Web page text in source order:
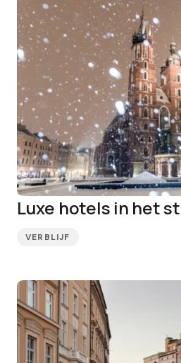
Luxe hotels in het
VERBLIJF